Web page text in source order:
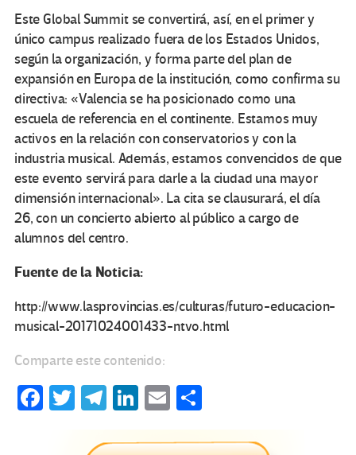
Este Global Summit se convertirá, así, en el primer y
único campus realizado fuera de los Estados Unidos,
según la organización, y forma parte del plan de
expansión en Europa de la institución, como confirma su
directiva: «Valencia se ha posicionado como una
escuela de referencia en el continente. Estamos muy
activos en la relación con conservatorios y con la
industria musical. Además, estamos convencidos de que
este evento servirá para darle a la ciudad una mayor
dimensión internacional». La cita se clausurará, el día
26, con un concierto abierto al público a cargo de
alumnos del centro.
Fuente de la Noticia:
http://www.lasprovincias.es/culturas/futuro-educacion-
musical-20171024001433-ntvo.html
Comparte este contenido:
Fa T
tt
Te
gr
Li
ke
E
ail m